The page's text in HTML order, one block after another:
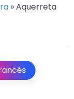
»Aquerreta